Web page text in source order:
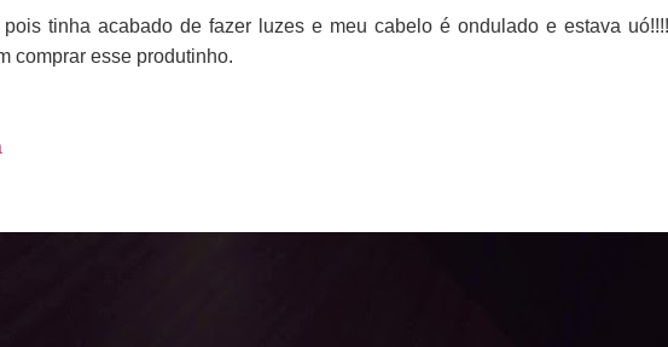
pois tinha acabado de fazer luzes e meu cabelo é ondulado e estava
comprar esse produtinho.